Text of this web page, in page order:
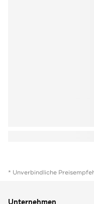
* Unverbindliche